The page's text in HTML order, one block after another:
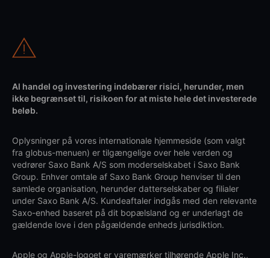
Al handel og investering indebærer risici, herunder, men
ikke begrænset til, risikoen for at miste hele det investerede
beløb.
Oplysninger på vores internationale hjemmeside (som valgt
fra globus-menuen) er tilgængelige over hele verden og
vedrører Saxo Bank A/S som moderselskabet i Saxo Bank
Group. Enhver omtale af Saxo Bank Group henviser til den
samlede organisation, herunder datterselskaber og filialer
under Saxo Bank A/S. Kundeaftaler indgås med den relevante
Saxo-enhed baseret på dit bopælsland og er underlagt de
gældende love i den pågældende enheds jurisdiktion.
Apple og Apple-logoet er varemærker tilhørende Apple Inc.,